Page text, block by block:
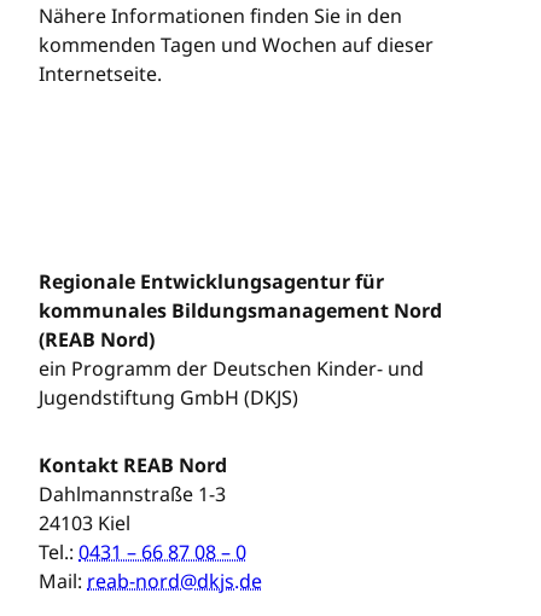
Nähere Informationen finden Sie in den
kommenden Tagen und Wochen auf dieser
Internetseite.
Regionale Entwicklungsagentur für
kommunales Bildungsmanagement Nord
(REAB Nord)
ein Programm der Deutschen Kinder- und
Jugendstiftung GmbH (DKJS)
Kontakt REAB Nord
Dahlmannstraße 1-3
24103 Kiel
Tel.: 0431 – 66 87 08 – 0
Mail: reab-nord@dkjs.de